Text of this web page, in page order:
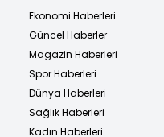
Ekonomi Haberleri
Güncel Haberler
Magazin Haberleri
Spor Haberleri
Dünya Haberleri
Sağlık Haberleri
Kadın Haberleri